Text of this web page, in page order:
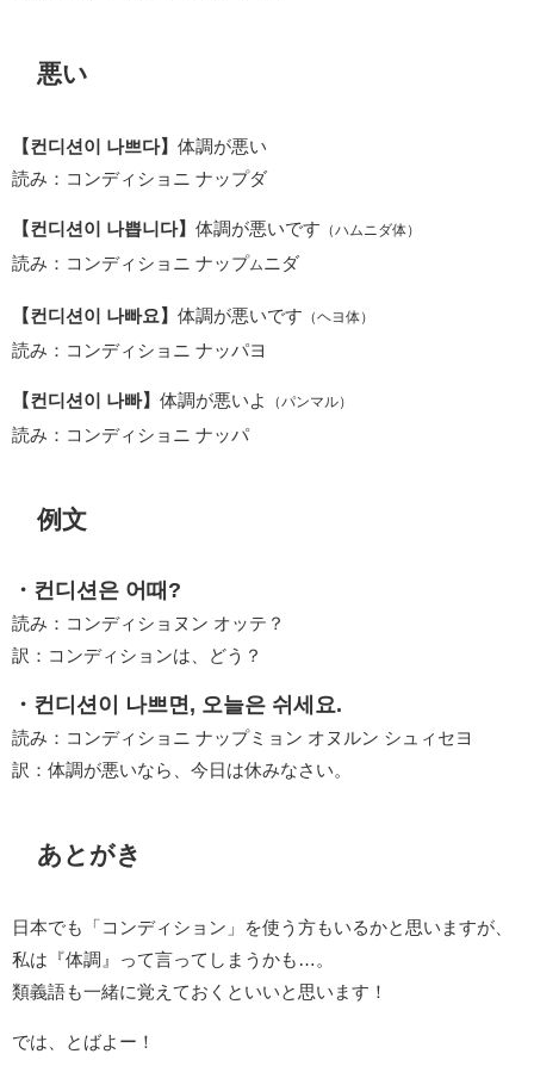
悪い
【컨디션이 나쁘다】 体調が悪い
読み：コンディショニ ナップダ
【컨디션이 나쁩니다】 体調が悪いです （ハムニダ体）
読み：コンディショニ ナップム ニダ
【컨디션이 나빠요】 体調が悪いです （ヘヨ体）
読み：コンディショニ ナッパヨ
【컨디션이 나빠】 体調が悪いよ （パンマル）
読み：コンディショニ ナッパ
例文
・컨디션은 어때?
読み：コンディショヌン オッテ？
訳：コンディションは、どう？
・컨디션이 나쁘면, 오늘은 쉬세요.
読み：コンディショニ ナップミョン オヌルン シュィセヨ
訳：体調が悪いなら、今日は休みなさい。
あとがき
日本でも「コンディション」を使う方もいるかと思いますが、
私は『体調』って言ってしまうかも…。
類義語も一緒に覚えておくといいと思います！
では、とばよー！